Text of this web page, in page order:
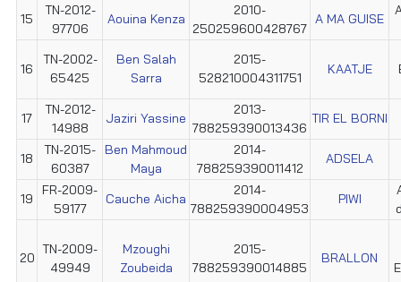
15
TN-2012-
97706
Aouina Kenza
2010-
250259600428767
A MA GUISE
16
TN-2002-
65425
Ben Salah
Sarra
2015-
528210004311751
KAATJE
17
TN-2012-
14988
Jaziri Yassine
2013-
788259390013436
TIR EL BORNI
18
TN-2015-
60387
Ben Mahmoud
Maya
2014-
788259390011412
ADSELA
19
FR-2009-
59177
Cauche Aicha
2014-
788259390004953
PIWI
20
TN-2009-
49949
Mzoughi
Zoubeida
2015-
788259390014885
BRALLON